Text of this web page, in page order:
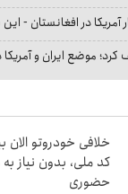
آمریکا در افغانستان -
کرد؛ موضع ایران و
خلافی خودروتو الان
کد ملی، بدون نیاز
حضوری